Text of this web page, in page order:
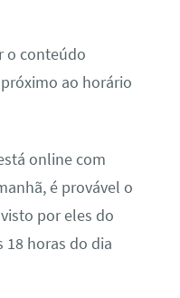
o conteúdo
ao horário
online com
é provável o
por eles do
horas do dia